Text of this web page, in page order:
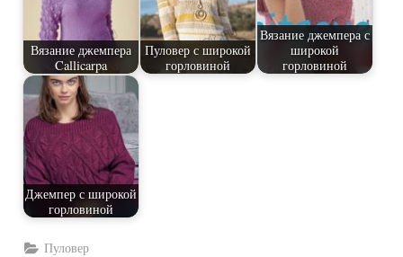
Вязание джемпера
Callicarpa
Пуловер с широкой
горловиной
Вязание джемпера с
широкой
горловиной
Джемпер с широкой
горловиной
Пуловер